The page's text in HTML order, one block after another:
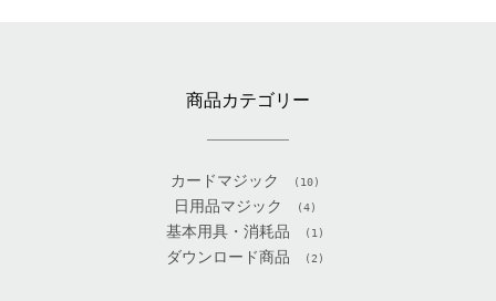
商品カテゴリー
カードマジック (10)
日用品マジック (4)
基本用具・消耗品 (1)
ダウンロード商品 (2)